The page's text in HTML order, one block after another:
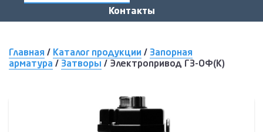
Контакты
Главная / Каталог продукции / Запорная
арматура / Затворы / Электропривод ГЗ-ОФ(К)